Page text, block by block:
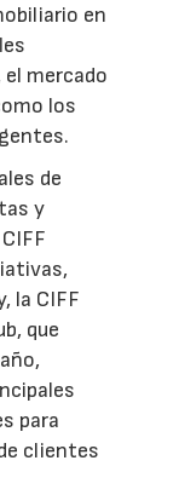
en
mercado
los
de
y
la CIFF
que
para
clientes